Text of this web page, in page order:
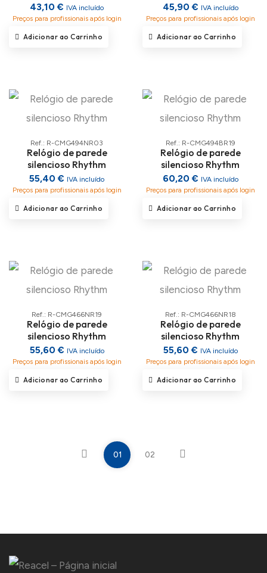
43,10 € IVA incluído
Preços para profissionais após login
Adicionar ao Carrinho
45,90 € IVA incluído
Preços para profissionais após login
Adicionar ao Carrinho
Ref.: R-CMG494NR03
Relógio de parede
silencioso Rhythm
55,40 € IVA incluído
Preços para profissionais após login
Adicionar ao Carrinho
Ref.: R-CMG494BR19
Relógio de parede
silencioso Rhythm
60,20 € IVA incluído
Preços para profissionais após login
Adicionar ao Carrinho
Ref.: R-CMG466NR19
Relógio de parede
silencioso Rhythm
55,60 € IVA incluído
Preços para profissionais após login
Adicionar ao Carrinho
Ref.: R-CMG466NR18
Relógio de parede
silencioso Rhythm
55,60 € IVA incluído
Preços para profissionais após login
Adicionar ao Carrinho
01 02